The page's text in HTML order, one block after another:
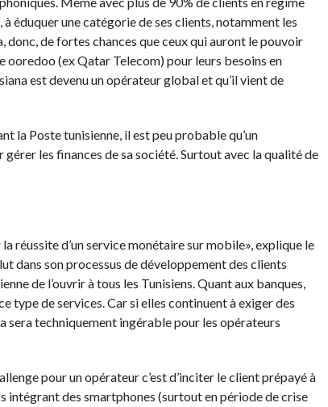
éduquer une catégorie de ses clients, notamment les
donc, de fortes chances que ceux qui auront le pouvoir
ooredoo (ex Qatar Telecom) pour leurs besoins en
est devenu un opérateur global et qu’il vient de
la Poste tunisienne, il est peu probable qu’un
les finances de sa société. Surtout avec la qualité de
réussite d’un service monétaire sur mobile», explique le
dans son processus de développement des clients
de l’ouvrir à tous les Tunisiens. Quant aux banques,
type de services. Car si elles continuent à exiger des
sera techniquement ingérable pour les opérateurs
pour un opérateur c’est d’inciter le client prépayé à
intégrant des smartphones (surtout en période de crise